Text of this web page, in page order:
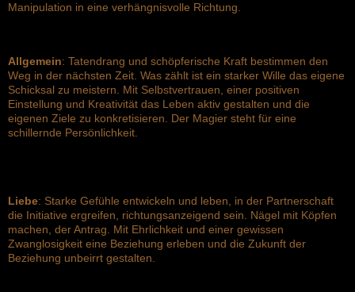
Manipulation in eine verhängnisvolle Richtung.
Allgemein: Tatendrang und schöpferische Kraft bestimmen den
Weg in der nächsten Zeit. Was zählt ist ein starker Wille das eigene
Schicksal zu meistern. Mit Selbstvertrauen, einer positiven
Einstellung und Kreativität das Leben aktiv gestalten und die
eigenen Ziele zu konkretisieren. Der Magier steht für eine
schillernde Persönlichkeit.
Liebe: Starke Gefühle entwickeln und leben, in der Partnerschaft
die Initiative ergreifen, richtungsanzeigend sein. Nägel mit Köpfen
machen, der Antrag. Mit Ehrlichkeit und einer gewissen
Zwanglosigkeit eine Beziehung erleben und die Zukunft der
Beziehung unbeirrt gestalten.